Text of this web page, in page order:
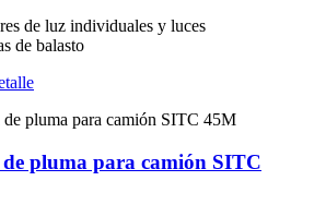
de luz individuales y luces
de balasto
pluma para camión SITC